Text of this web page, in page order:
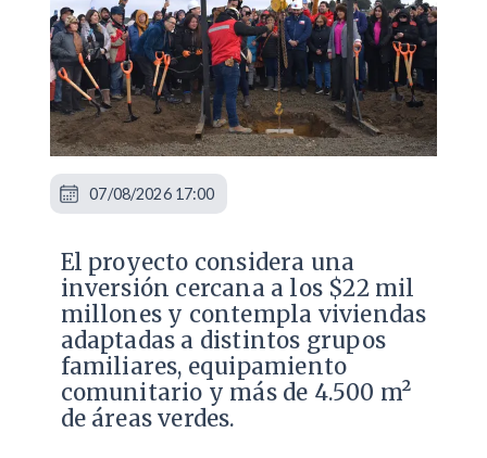
El proyecto considera una
inversión cercana a los $22 mil
millones y contempla viviendas
adaptadas a distintos grupos
familiares, equipamiento
comunitario y más de 4.500 m²
de áreas verdes.
07/08/2026 17:00